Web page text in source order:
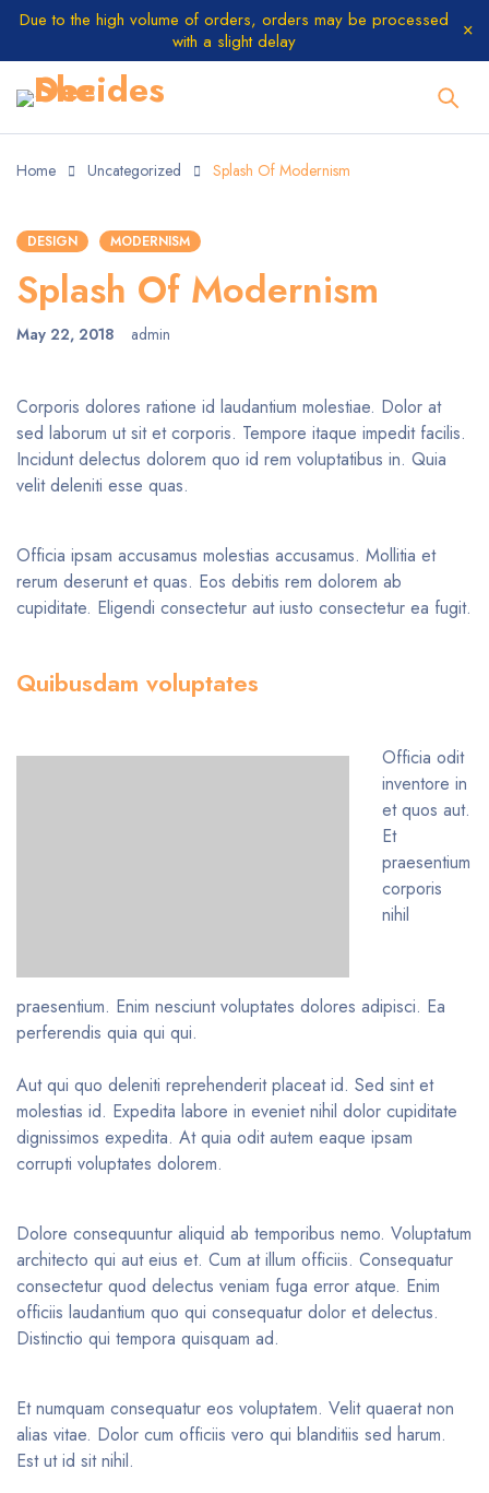
Due to the high volume of orders, orders may be processed
with a slight delay
Home Uncategorized Splash Of Modernism
DESIGN MODERNISM
Splash Of Modernism
May 22, 2018 admin
Corporis dolores ratione id laudantium molestiae. Dolor at
sed laborum ut sit et corporis. Tempore itaque impedit facilis.
Incidunt delectus dolorem quo id rem voluptatibus in. Quia
velit deleniti esse quas.
Officia ipsam accusamus molestias accusamus. Mollitia et
rerum deserunt et quas. Eos debitis rem dolorem ab
cupiditate. Eligendi consectetur aut iusto consectetur ea fugit.
Quibusdam voluptates
Officia odit
inventore in
et quos aut.
Et
praesentium
corporis
nihil
praesentium. Enim nesciunt voluptates dolores adipisci. Ea
perferendis quia qui qui.
Aut qui quo deleniti reprehenderit placeat id. Sed sint et
molestias id. Expedita labore in eveniet nihil dolor cupiditate
dignissimos expedita. At quia odit autem eaque ipsam
corrupti voluptates dolorem.
Dolore consequuntur aliquid ab temporibus nemo. Voluptatum
architecto qui aut eius et. Cum at illum officiis. Consequatur
consectetur quod delectus veniam fuga error atque. Enim
officiis laudantium quo qui consequatur dolor et delectus.
Distinctio qui tempora quisquam ad.
Et numquam consequatur eos voluptatem. Velit quaerat non
alias vitae. Dolor cum officiis vero qui blanditiis sed harum.
Est ut id sit nihil.